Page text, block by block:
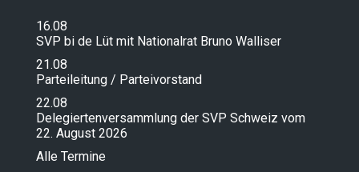
16.08
SVP bi de Lüt mit Nationalrat Bruno Walliser
21.08
Parteileitung / Parteivorstand
22.08
Delegiertenversammlung der SVP Schweiz vom
22. August 2026
Alle Termine